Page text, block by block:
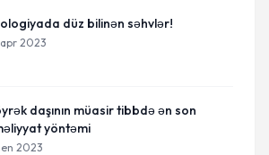
düz bilinən səhvlər!
2023
daşının müasir tibbdə ən son
yöntəmi
2023